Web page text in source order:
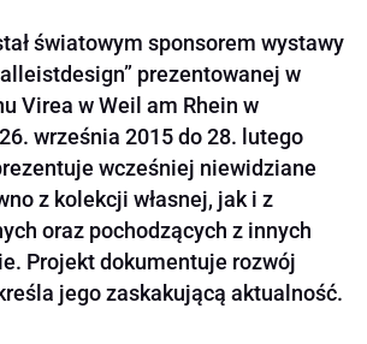
światowym sponsorem wystawy
prezentowanej w
Virea w Weil am Rhein w
września 2015 do 28. lutego
wcześniej niewidziane
z kolekcji własnej, jak i z
oraz pochodzących z innych
Projekt dokumentuje rozwój
jego zaskakującą aktualność.